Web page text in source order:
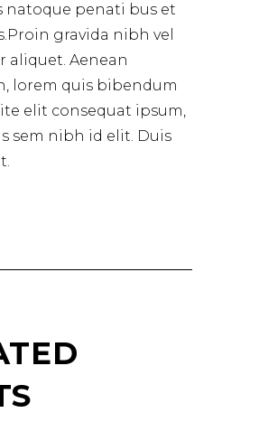
natoque penati bus et
gravida nibh vel
aliquet. Aenean
lorem quis bibendum
elit consequat ipsum,
sem nibh id elit. Duis